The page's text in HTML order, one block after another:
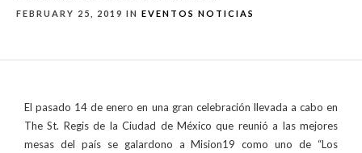
FEBRUARY 25, 2019 IN EVENTOS NOTICIAS
El pasado 14 de enero en una gran celebración llevada a cabo en
The St. Regis de la Ciudad de México que reunió a las mejores
mesas del país se galardono a Mision19 como uno de “Los